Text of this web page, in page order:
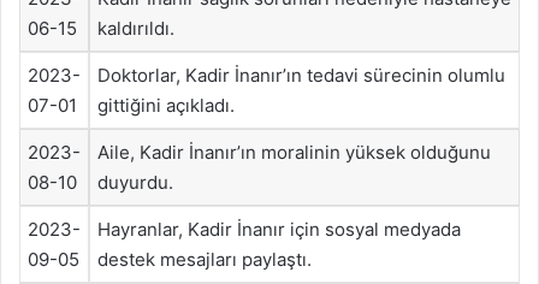
06-15
kaldırıldı.
2023-
07-01
Doktorlar, Kadir İnanır’ın tedavi sürecinin olumlu
gittiğini açıkladı.
2023-
08-10
Aile, Kadir İnanır’ın moralinin yüksek olduğunu
duyurdu.
2023-
09-05
Hayranlar, Kadir İnanır için sosyal medyada
destek mesajları paylaştı.